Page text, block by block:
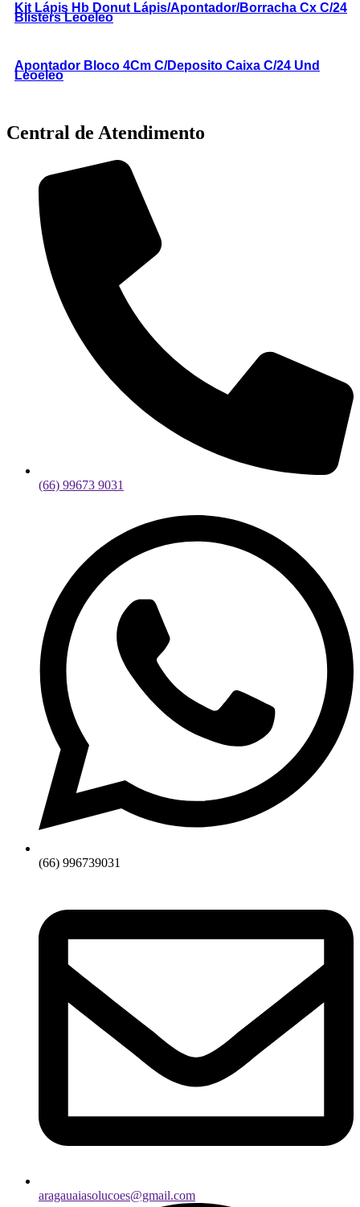
Kit Lápis Hb Donut Lápis/Apontador/Borracha Cx C/24
Blisters Leoeleo
Apontador Bloco 4Cm C/Deposito Caixa C/24 Und
Leoeleo
Central de Atendimento
(66) 99673 9031
(66) 996739031
aragauaiasolucoes@gmail.com